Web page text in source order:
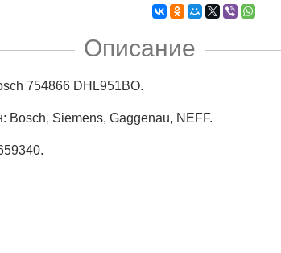
Описание
754866 DHL951BO.
Siemens, Gaggenau, NEFF.